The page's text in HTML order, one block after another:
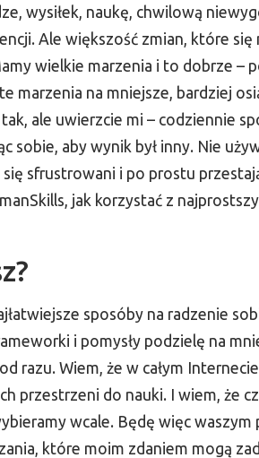
wysiłek, naukę, chwilową
Ale większość zmian, które
wielkie marzenia i to dobrze –
marzenia na mniejsze, bardziej
ale uwierzcie mi – codziennie
sobie, aby wynik był inny. Nie
się sfrustrowani i po prostu
jak korzystać z
sposóby na radzenie
i pomysły podzielę na
razu. Wiem, że w całym
przestrzeni do nauki. I wiem, że
wcale. Będę więc
które moim zdaniem mogą